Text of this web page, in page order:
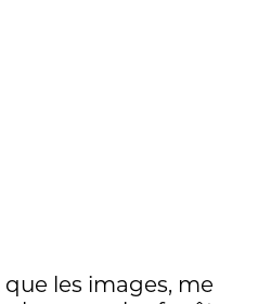
les images, me